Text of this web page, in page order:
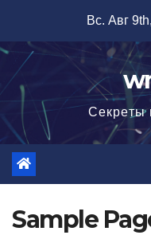
содержимому
Вс. Авг
Секреты
Sample